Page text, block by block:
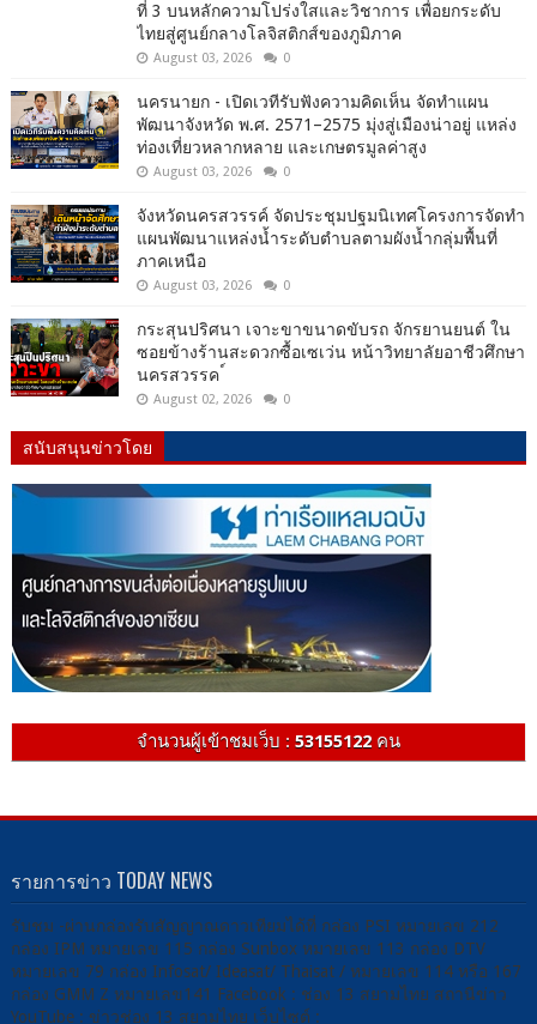
ที่ 3 บนหลักความโปร่งใสและวิชาการ เพื่อยกระดับ
ไทยสู่ศูนย์กลางโลจิสติกส์ของภูมิภาค
August 03, 2026 0
นครนายก - เปิดเวทีรับฟังความคิดเห็น จัดทำแผน
พัฒนาจังหวัด พ.ศ. 2571–2575 มุ่งสู่เมืองน่าอยู่ แหล่ง
ท่องเที่ยวหลากหลาย และเกษตรมูลค่าสูง
August 03, 2026 0
จังหวัดนครสวรรค์ จัดประชุมปฐมนิเทศโครงการจัดทำ
แผนพัฒนาแหล่งน้ำระดับตำบลตามผังน้ำกลุ่มพื้นที่
ภาคเหนือ
August 03, 2026 0
กระสุนปริศนา เจาะขาขนาดขับรถ จักรยานยนต์ ใน
ซอยข้างร้านสะดวกซื้อเซเว่น หน้าวิทยาลัยอาชีวศึกษา
นครสวรรค ์
August 02, 2026 0
สนับสนุนข่าวโดย
จำนวนผู้เข้าชมเว็บ : 53155122คน
รายการข่าว TODAY NEWS
รับชม -ผ่านกล่องรับสัญญาณดาวเทียมได้ที่ กล่อง PSI หมายเลข 212
กล่อง IPM หมายเลข 115 กล่อง Sunbox หมายเลข 113 กล่อง DTV
หมายเลข 79 กล่อง Infosat/ Ideasat/ Thaisat / หมายเลข 114 หรือ 167
กล่อง GMM Z หมายเลข141 Facebook : ช่อง 13 สยามไทย สถานีข่าว
YouTube : ข่าวช่อง 13 สยามไทย เว็บไซต์ :